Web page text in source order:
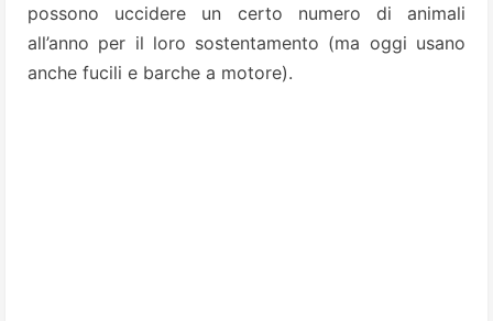
possono uccidere un certo numero di animali
all’anno per il loro sostentamento (ma oggi usano
anche fucili e barche a motore).